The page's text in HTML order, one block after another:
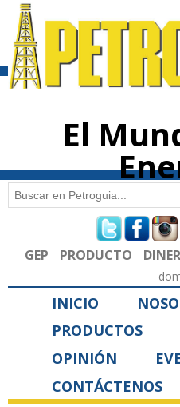
El
Formulario de
Buscar
GEP PRODUCTO
INICIO
PRODUCTOS
OPINIÓN
CONTÁCTENOS